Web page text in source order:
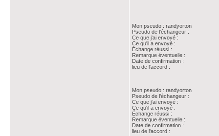
Mon pseudo : randyorton
Pseudo de l'échangeur :
Ce que j'ai envoyé :
Ce qu'il a envoyé :
Échange réussi :
Remarque éventuelle :
Date de confirmation :
lieu de l'accord :
Mon pseudo : randyorton
Pseudo de l'échangeur :
Ce que j'ai envoyé :
Ce qu'il a envoyé :
Échange réussi :
Remarque éventuelle :
Date de confirmation :
lieu de l'accord :